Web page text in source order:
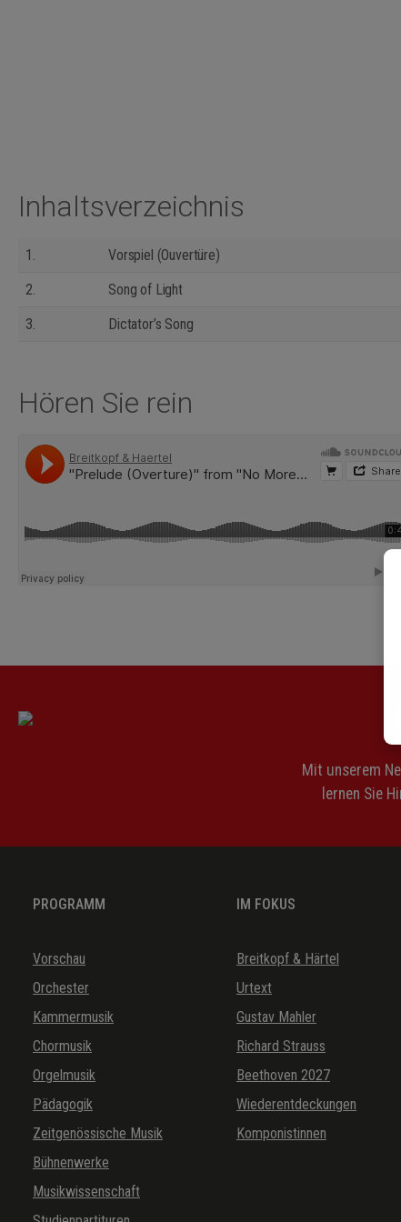
Inhaltsverzeichnis
1.
Vorspiel (Ouvertüre)
2.
Song of Light
3.
Dictator’s Song
Hören Sie rein
Mit unserem
lernen Sie
PROGRAMM
Vorschau
Orchester
Kammermusik
Chormusik
Orgelmusik
Pädagogik
Zeitgenössische Musik
Bühnenwerke
Musikwissenschaft
IM FOKUS
Breitkopf & Härtel
Urtext
Gustav Mahler
Richard Strauss
Beethoven 2027
Wiederentdeckungen
Komponistinnen